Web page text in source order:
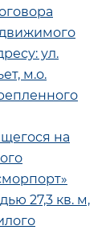
ул.
м.о.
на
27,3 кв. м,